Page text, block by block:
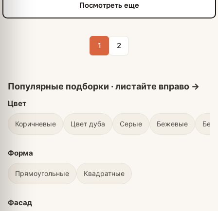
Посмотреть еще
1 2
Цвет
Коричневые Цвет дуба Серые Бежевые
Форма
Прямоугольные Квадратные
Фасад